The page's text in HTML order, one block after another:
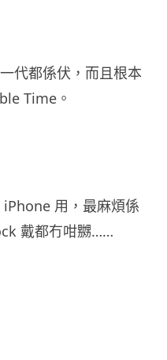
代都係伏，而且根本
Time。
用，最麻煩係
戴都冇咁嬲……